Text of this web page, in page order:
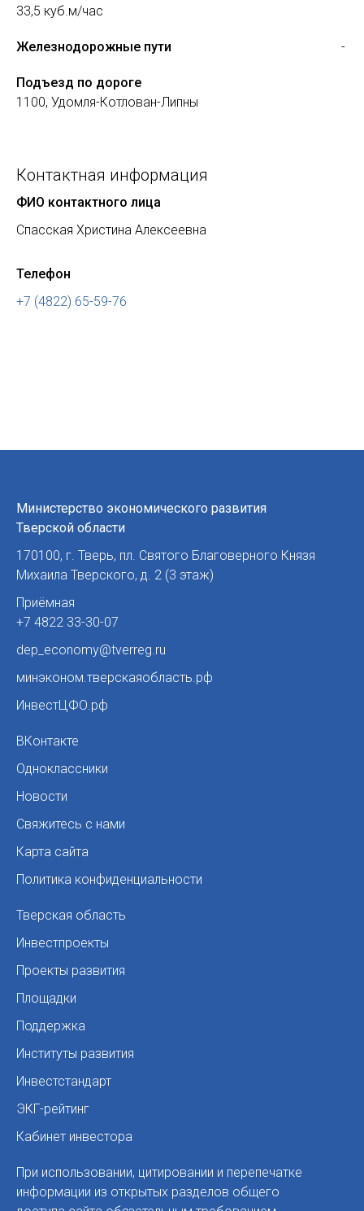
33,5 куб.м/час
Железнодорожные пути -
Подъезд по дороге
1100, Удомля-Котлован-Липны
Контактная информация
ФИО контактного лица
Спасская Христина Алексеевна
Телефон
+7 (4822) 65-59-76
Министерство экономического развития
Тверской области
170100, г. Тверь, пл. Святого Благоверного Князя
Михаила Тверского, д. 2 (3 этаж)
Приёмная
+7 4822 33-30-07
dep_economy@tverreg.ru
минэконом.тверскаяобласть.рф
ИнвестЦФО.рф
ВКонтакте
Одноклассники
Новости
Свяжитесь с нами
Карта сайта
Политика конфиденциальности
Тверская область
Инвестпроекты
Проекты развития
Площадки
Поддержка
Институты развития
Инвестстандарт
ЭКГ-рейтинг
Кабинет инвестора
При использовании, цитировании и перепечатке
информации из открытых разделов общего